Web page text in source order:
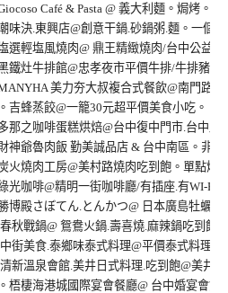
Café & Pasta @ 義大利麵。焗烤
味決.東興店@創意干鍋.砂鍋粥.麵。一
選輕塩風燒肉@ 鼎王精緻燒肉/台中公益
鐵灶牛排館@忠孝夜市平價牛排/牛排豬
美力夯大叔複合式餐飲@南門路
吉蜂蒸餃@一籠30元超平價美食小吃。
那之咖啡蛋糕烘焙@台中復中門市.台中路
神爺魯肉飯 勤美誠品店 & 台中南區。非
火燒肉工房@美村路燒肉吃到飽。單點燒
光咖啡@精明一街咖啡廳/有插座.有WI-
博殿さぼてん.とんかつ@ 日本廣島牡蠣
春秋戰鍋@ 鴛鴦火鍋.壽喜燒.麻辣鍋吃到
中街美食.泰鄉味泰式料理@平價泰式料理.
清新溫泉會館.美井日式料理.吃到飽@美
梧棲海港城國際宴會餐廳@ 台中婚宴會館